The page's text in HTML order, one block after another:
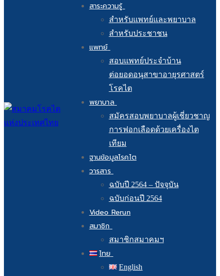
สาระความรู้
สำหรับแพทย์และพยาบาล
สำหรับประชาชน
แพทย์
สอบแพทย์ประจำบ้าน
ต่อยอดอนุสาขาอายุรศาสตร์
โรคไต
พยาบาล
สมัครสอบพยาบาลผู้เชี่ยวชาญ
การฟอกเลือดด้วยเครื่องไต
เทียม
ฐานข้อมูลโรคไต
วารสาร
ฉบับปี 2564 – ปัจจุบัน
ฉบับก่อนปี 2564
Video Rerun
สมาชิก
สมาชิกสมาคมฯ
ไทย
English